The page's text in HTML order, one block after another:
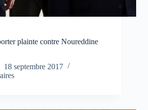
plainte contre Noureddine
18 septembre 2017